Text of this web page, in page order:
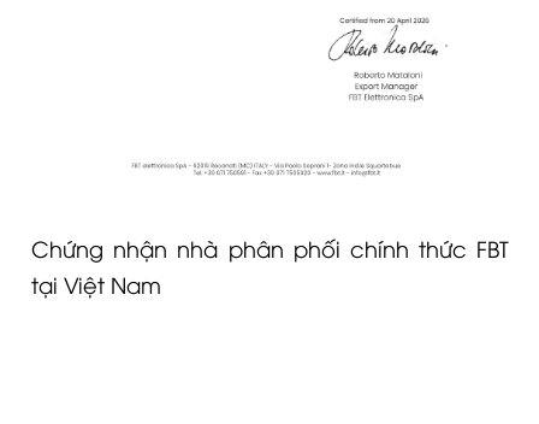
Chứng nhận nhà phân phối chính thức FBT
tại Việt Nam